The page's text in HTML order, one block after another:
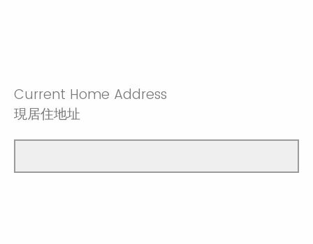
Current Home Address
現居住地址